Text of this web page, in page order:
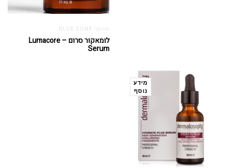
סרומי BLUE ZONE
לומאקור סרום – Lumacore
Serum
מידע
נוסף